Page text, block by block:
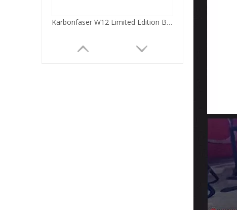
Mansory Widebody-Kit für Bentley Continental GTC